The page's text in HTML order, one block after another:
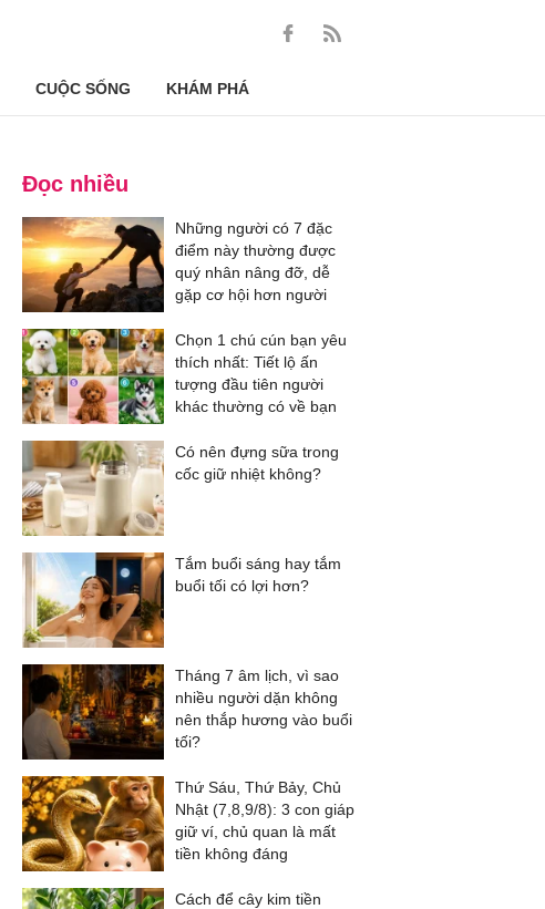
CUỘC SỐNG KHÁM PHÁ
Đọc nhiều
Những người có 7 đặc
điểm này thường được
quý nhân nâng đỡ, dễ
gặp cơ hội hơn người
Chọn 1 chú cún bạn yêu
thích nhất: Tiết lộ ấn
tượng đầu tiên người
khác thường có về bạn
Có nên đựng sữa trong
cốc giữ nhiệt không?
Tắm buổi sáng hay tắm
buổi tối có lợi hơn?
Tháng 7 âm lịch, vì sao
nhiều người dặn không
nên thắp hương vào buổi
tối?
Thứ Sáu, Thứ Bảy, Chủ
Nhật (7,8,9/8): 3 con giáp
giữ ví, chủ quan là mất
tiền không đáng
Cách để cây kim tiền